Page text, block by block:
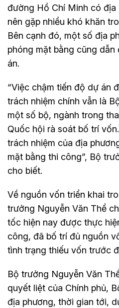
đường Hồ Chí Minh có địa
nên gặp nhiều khó khăn
Bên cạnh đó, một số địa
phóng mặt bằng cũng
án.
“Việc chậm tiến độ dự án
trách nhiệm chính vẫn là
một số bộ, ngành trong
Quốc hội rà soát bố trí
trách nhiệm của địa
mặt bằng thi công”, Bộ
cho biết.
Về nguồn vốn triển khai
trưởng Nguyễn Văn Thể
tốc hiện nay được thực
công, đã bố trí đủ nguồn
tình trạng thiếu vốn trước
Bộ trưởng Nguyễn Văn
quyết liệt của Chính phủ,
địa phương, thời gian tới,